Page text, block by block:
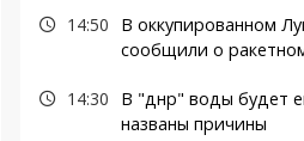
14:50
В оккупированном
сообщили о
14:30
В "днр" воды будет
названы причины